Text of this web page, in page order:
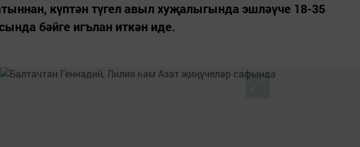
күптән түгел авыл хуҗалыгында эшләүче 18-35
бәйге игълан иткән иде.